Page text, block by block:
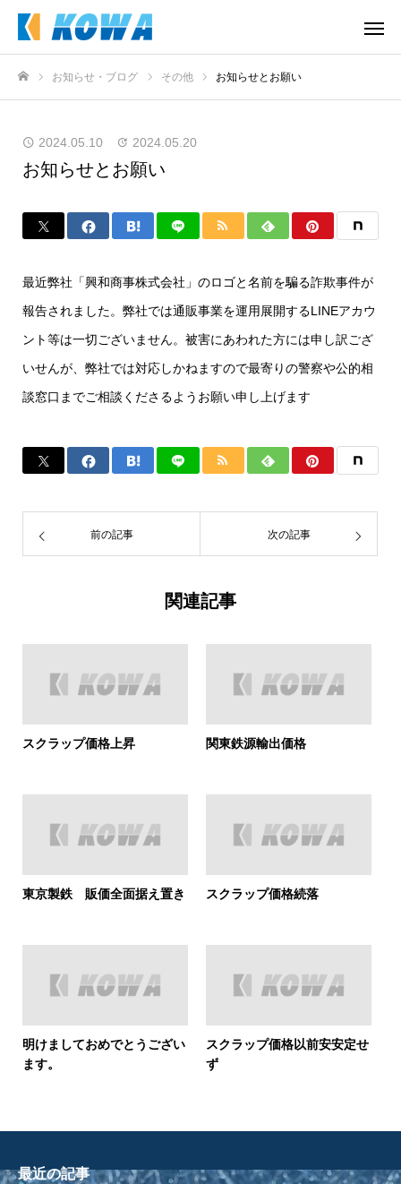
お知らせ・ブログ その他 お知らせとお願い
2024.05.10 2024.05.20
お知らせとお願い
最近弊社「興和商事株式会社」のロゴと名前を騙る詐欺事件が
報告されました。弊社では通販事業を運用展開するLINEアカウ
ント等は一切ございません。被害にあわれた方には申し訳ござ
いせんが、弊社では対応しかねますので最寄りの警察や公的相
談窓口までご相談くださるようお願い申し上げます
前の記事 次の記事
関連記事
スクラップ価格上昇 関東鉄源輸出価格
東京製鉄 販価全面据え置き スクラップ価格続落
明けましておめでとうござい
ます。
スクラップ価格以前安安定せ
ず
最近の記事